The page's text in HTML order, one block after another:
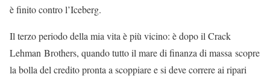
è finito contro l’Iceberg.
Il terzo periodo della mia vita è più vicino: è dopo il Crack
Lehman Brothers, quando tutto il mare di finanza di massa scopre
la bolla del credito pronta a scoppiare e si deve correre ai ripari